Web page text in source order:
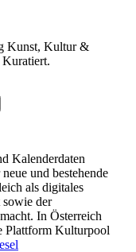
Kunst, Kultur &
Kuratiert.
Kalenderdaten
und bestehende
als digitales
der
In Österreich
Plattform Kulturpool